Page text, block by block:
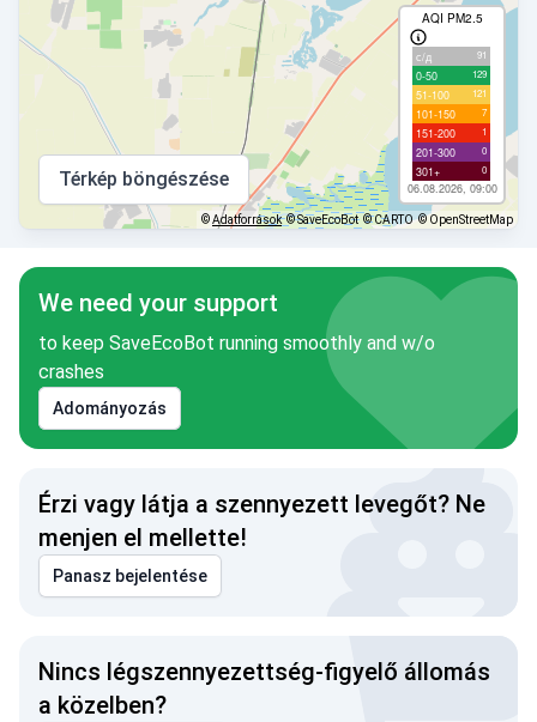
AQI PM2.5
с/д 91
0-50 129
51-100 121
101-150 7
151-200 1
201-300 0
301+ 0
06.08.2026, 09:00
Térkép böngészése
©Adatforrások © SaveEcoBot © CARTO © OpenStreetMap
We need your support
to keep SaveEcoBot running smoothly and w/o
crashes
Adományozás
Érzi vagy látja a szennyezett levegőt? Ne
menjen el mellette!
Panasz bejelentése
Nincs légszennyezettség-figyelő állomás
a közelben?